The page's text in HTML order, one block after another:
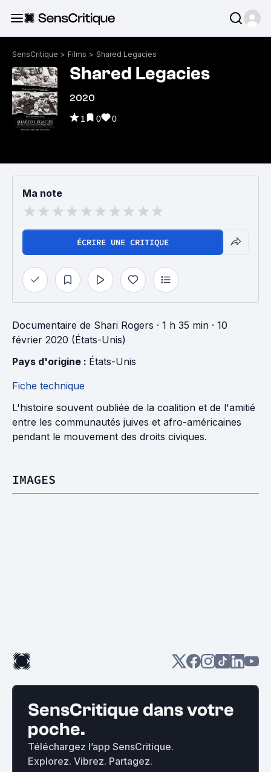
SensCritique > Films > Shared Legacies
Shared Legacies
2020
1 0 0
Ma note
ÉCRIRE UNE CRITIQUE
Documentaire de Shari Rogers · 1 h 35 min · 10
février 2020 (États-Unis)
Pays d'origine : États-Unis
Fiche technique
L'histoire souvent oubliée de la coalition et de l'amitié
entre les communautés juives et afro-américaines
pendant le mouvement des droits civiques.
IMAGES
SensCritique dans votre
poche.
Téléchargez l’app SensCritique.
Explorez. Vibrez. Partagez.